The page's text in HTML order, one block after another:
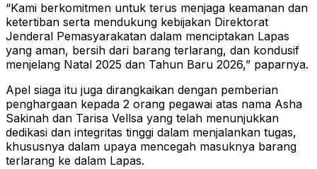
“Kami berkomitmen untuk terus menjaga keamanan dan
ketertiban serta mendukung kebijakan Direktorat
Jenderal Pemasyarakatan dalam menciptakan Lapas
yang aman, bersih dari barang terlarang, dan kondusif
menjelang Natal 2025 dan Tahun Baru 2026,” paparnya.
Apel siaga itu juga dirangkaikan dengan pemberian
penghargaan kepada 2 orang pegawai atas nama Asha
Sakinah dan Tarisa Vellsa yang telah menunjukkan
dedikasi dan integritas tinggi dalam menjalankan tugas,
khususnya dalam upaya mencegah masuknya barang
terlarang ke dalam Lapas.